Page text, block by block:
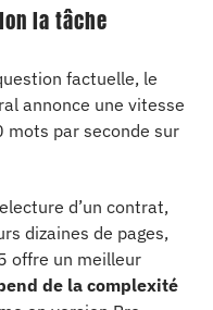
la tâche
factuelle, le
annonce une vitesse
par seconde sur
d’un contrat,
dizaines de pages,
offre un meilleur
de la complexité